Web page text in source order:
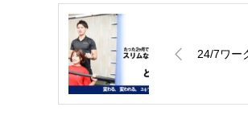
24/7ワー